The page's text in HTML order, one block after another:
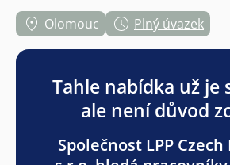
Olomouc Plný úvazek
Tahle nabídka už je
ale není důvod
Společnost LPP